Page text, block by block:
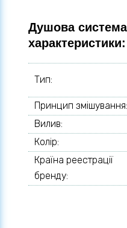
Душова
характеристики:
Тип:
Принцип змішування:
Вилив:
Колір:
Країна реестрації
бренду: